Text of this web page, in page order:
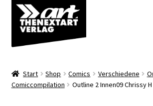
Zur
Navigation
springen
Zum
Inhalt
springen
Shop
Start Shop Comics Verschiedene
Comiccompilation
Outline 2 Innen09 Chrissy